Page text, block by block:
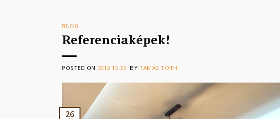
BLOG
Referenciaképek!
POSTED ON 2012.10.26. BYTAMÁS TÓTH
26